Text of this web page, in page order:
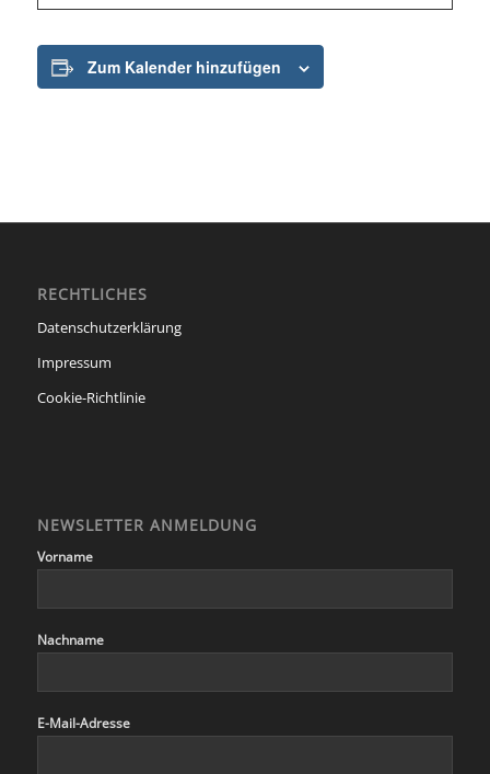
Zum Kalender hinzufügen
RECHTLICHES
Datenschutzerklärung
Impressum
Cookie-Richtlinie
NEWSLETTER ANMELDUNG
Vorname
Nachname
E-Mail-Adresse